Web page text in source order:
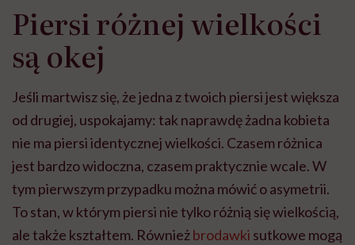
Piersi różnej wielkości
są okej
Jeśli martwisz się, że jedna z twoich piersi jest większa
od drugiej, uspokajamy: tak naprawdę żadna kobieta
nie ma piersi identycznej wielkości. Czasem różnica
jest bardzo widoczna, czasem praktycznie wcale. W
tym pierwszym przypadku można mówić o asymetrii.
To stan, w którym piersi nie tylko różnią się wielkością,
ale także kształtem. Równieżbrodawki sutkowe mogą